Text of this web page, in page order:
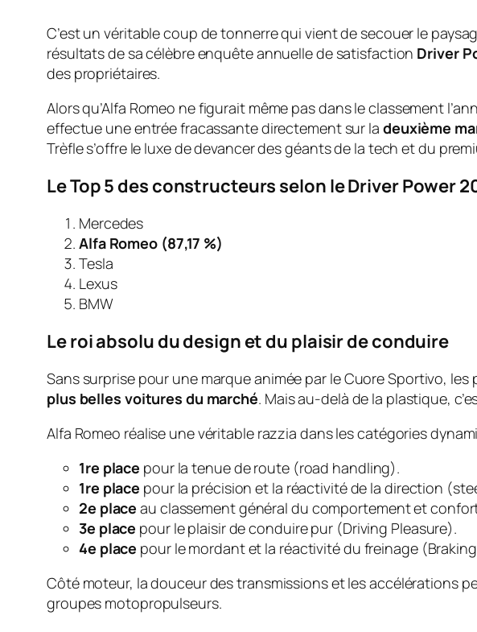
C’est un véritable coup de tonnerre qui vient de secouer le
résultats de sa célèbre enquête annuelle de satisfaction Driver
des propriétaires.
Alors qu’Alfa Romeo ne figurait même pas dans le classement
effectue une entrée fracassante directement sur la deuxième
Trèfle s’offre le luxe de devancer des géants de la tech et du
Le Top 5 des constructeurs selon le Driver Power
Mercedes
Alfa Romeo (87,17 %)
Tesla
Lexus
BMW
Le roi absolu du design et du plaisir de conduire
Sans surprise pour une marque animée par leCuore Sportivo, les
plus belles voitures du marché. Mais au-delà de la plastique,
Alfa Romeo réalise une véritable razzia dans les catégories
1re place pour la tenue de route (road handling).
1re place pour la précision et la réactivité de la direction (
2e place au classement général du comportement et
3e place pour le plaisir de conduire pur (Driving Pleasure).
4e place pour le mordant et la réactivité du freinage (Braking
Côté moteur, la douceur des transmissions et les accélérations
groupes motopropulseurs.